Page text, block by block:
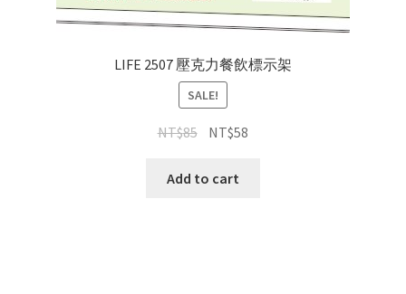
LIFE 2507 壓克力餐飲標示架
SALE!
NT$85 NT$58
Add to cart